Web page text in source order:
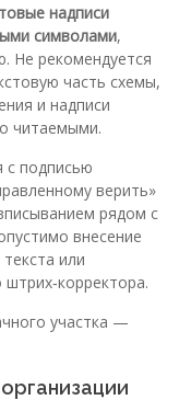
надписи
символами,
Не рекомендуется
часть схемы,
и надписи
читаемыми.
с подписью
верить»
рядом с
внесение
или
участка —